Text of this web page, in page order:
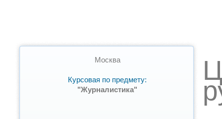
Москва
Курсовая по предмету:
"Журналистика"